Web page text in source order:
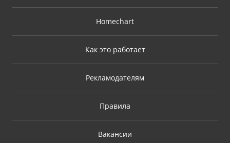
Homechart
Как это работает
Рекламодателям
Правила
Вакансии